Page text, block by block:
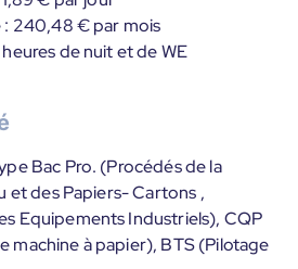
: 240,48 € par mois
de nuit et de WE
Bac Pro. (Procédés de la
et des Papiers- Cartons ,
Equipements Industriels), CQP
machine à papier), BTS (Pilotage